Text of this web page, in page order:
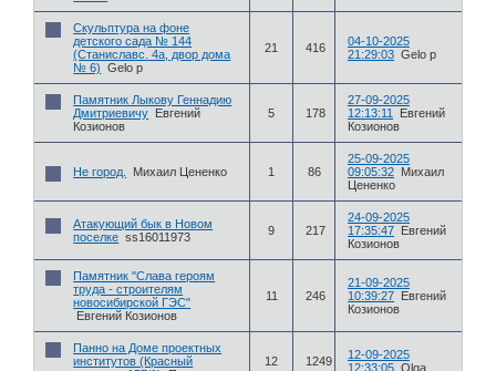
Скульптура на фоне
детского сада № 144
(Станиславс. 4а, двор дома
№ 6)
Gelo p
21 416
04-10-2025
21:29:03 Gelo p
Памятник Лыкову Геннадию
Дмитриевичу Евгений
Козионов
5 178
27-09-2025
12:13:11
Евгений
Козионов
Не город. Михаил Цененко 1 86
25-09-2025
09:05:32 Михаил
Цененко
Атакующий бык в Новом
поселке ss16011973 9 217
24-09-2025
17:35:47 Евгений
Козионов
Памятник "Слава героям
труда - строителям
новосибирской ГЭС"
Евгений Козионов
11 246
21-09-2025
10:39:27 Евгений
Козионов
Панно на Доме проектных
институтов (Красный
12 1249
12-09-2025
12:33:05 Olga